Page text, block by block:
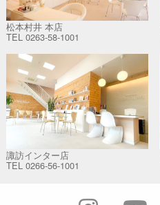
松本村井 本店
TEL 0263-58-1001
諏訪インター店
TEL 0266-56-1001